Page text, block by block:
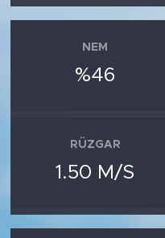
NEM
%46
RÜZGAR
1.50 M/S
KADIN
SİYASET
MEDYA KÖŞESİ
FOTO GALERİ